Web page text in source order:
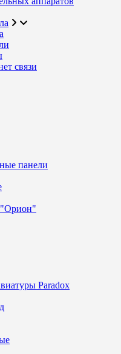
связи
панели
"Орион"
Paradox